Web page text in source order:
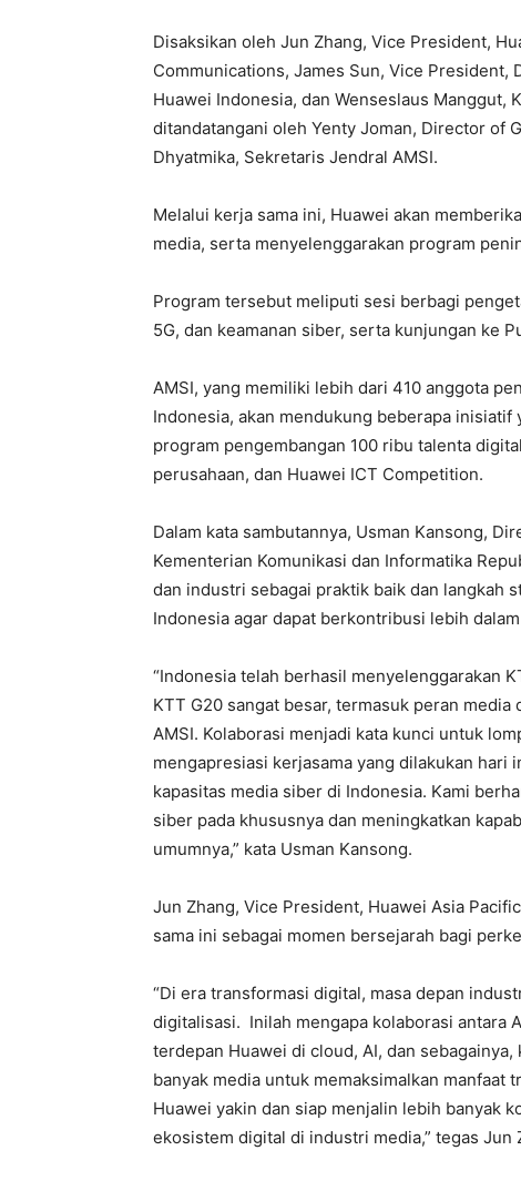
Disaksikan oleh Jun Zhang, Vice President,
Communications, James Sun, Vice
Huawei Indonesia, dan Wenseslaus Manggut,
ditandatangani oleh Yenty Joman, Director of
Dhyatmika, Sekretaris Jendral AMSI.
Melalui kerja sama ini, Huawei akan
media, serta menyelenggarakan program
Program tersebut meliputi sesi berbagi
5G, dan keamanan siber, serta kunjungan ke
AMSI, yang memiliki lebih dari 410 anggota
Indonesia, akan mendukung beberapa
program pengembangan 100 ribu talenta
perusahaan, dan Huawei ICT Competition.
Dalam kata sambutannya, Usman Kansong,
Kementerian Komunikasi dan Informatika
dan industri sebagai praktik baik dan langkah
Indonesia agar dapat berkontribusi lebih
“Indonesia telah berhasil menyelenggarakan
KTT G20 sangat besar, termasuk peran
AMSI. Kolaborasi menjadi kata kunci untuk
mengapresiasi kerjasama yang dilakukan hari
kapasitas media siber di Indonesia. Kami
siber pada khususnya dan meningkatkan
umumnya,” kata Usman Kansong.
Jun Zhang, Vice President, Huawei Asia
sama ini sebagai momen bersejarah bagi
“Di era transformasi digital, masa depan
digitalisasi. Inilah mengapa kolaborasi antara
terdepan Huawei di cloud, AI, dan
banyak media untuk memaksimalkan
Huawei yakin dan siap menjalin lebih banyak
ekosistem digital di industri media,” tegas Jun